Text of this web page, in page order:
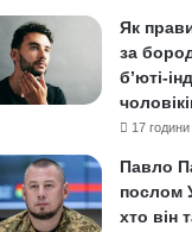
Як
за
б’юті-
17
Павло
послом
хто він